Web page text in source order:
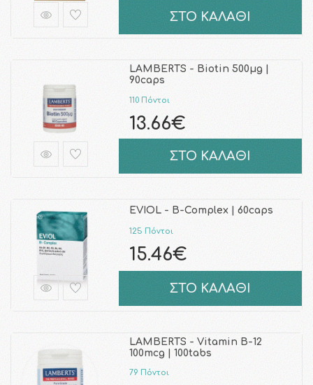
ΣΤΟ ΚΑΛΑΘΙ
LAMBERTS - Biotin 500μg |
90caps
110 Πόντοι
13.66€
ΣΤΟ ΚΑΛΑΘΙ
EVIOL - B-Complex | 60caps
125 Πόντοι
15.46€
ΣΤΟ ΚΑΛΑΘΙ
LAMBERTS - Vitamin B-12
100mcg | 100tabs
79 Πόντοι